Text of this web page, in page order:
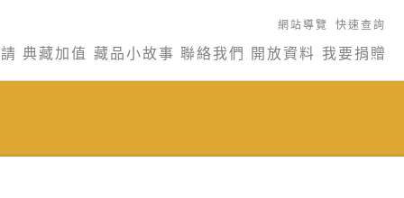
網站導覽 快速查詢
典藏加值 藏品小故事 聯絡我們 開放資料 我要捐贈